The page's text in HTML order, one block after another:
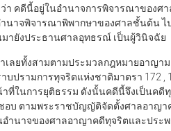
ว่า คดีนี้อยู่ในอำนาจการพิจารณาของ
ำนาจพิจารณาพิพากษาของศาลชั้นต้น
ายังประธานศาลอุทธรณ์ เป็นผู้วินิจฉัย
เลยทั้งสามตามประมวลกฎหมายอาญา
ปรามการทุจริตแห่งชาติมาตรา 172 ,
ที่ในการยุติธรรม ดังนั้นคดีนี้จึงเป็นคดี
อบ ตามพระราชบัญญัติจัดตั้งศาลอาญ
อำนาจของศาลอาญาคดีทุจริตและประ